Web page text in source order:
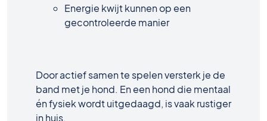
Energie kwijt kunnen op een
gecontroleerde manier
Door actief samen te spelen versterk je de
band met je hond. En een hond die mentaal
én fysiek wordt uitgedaagd, is vaak rustiger
in huis.